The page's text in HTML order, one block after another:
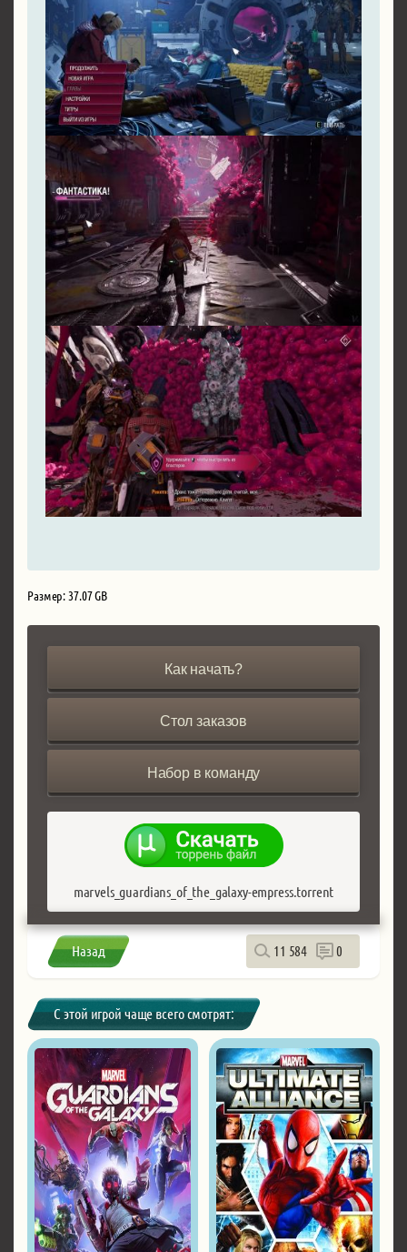
Размер: 37.07 GB
Как начать?
Стол заказов
Набор в команду
marvels_guardians_of_the_galaxy-empress.torrent
Назад 11 584 0
С этой игрой чаще всего смотрят: